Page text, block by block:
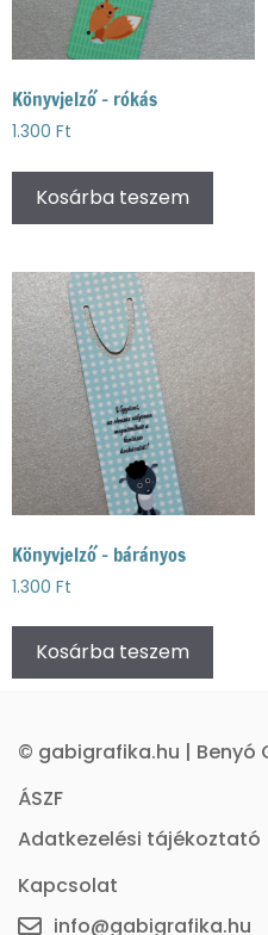
Könyvjelző – rókás
1.300 Ft
Kosárba teszem
Könyvjelző – bárányos
1.300 Ft
Kosárba teszem
© gabigrafika.hu | Benyó
ÁSZF
Adatkezelési tájékoztató
Kapcsolat
info@gabigrafika.hu